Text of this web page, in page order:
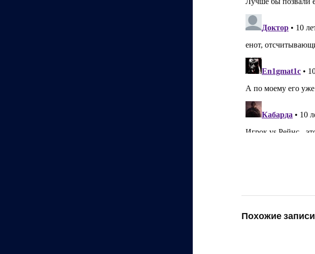
Похожие записи